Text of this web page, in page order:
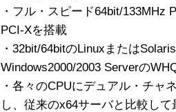
・フル・スピード64bit/133MHz
PCI-Xを搭載
・32bit/64bitのLinuxまたは
Windows2000/2003 Serverの
・各々のCPUにデュアル・チャ
し、従来のx64サーバと比較し